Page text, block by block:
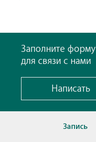
Заполните форму
для связи с нами
Написать
Запись